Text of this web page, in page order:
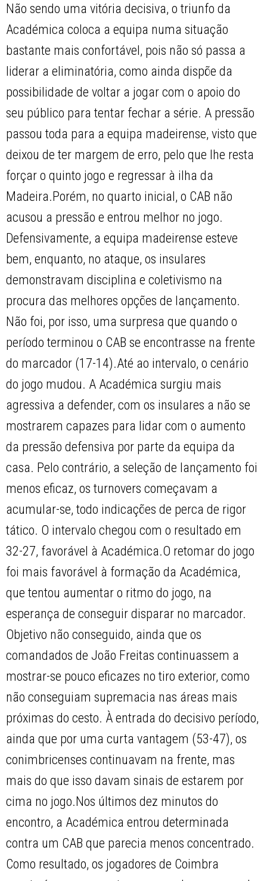
Não sendo uma vitória decisiva, o triunfo da
Académica coloca a equipa numa situação
bastante mais confortável, pois não só passa a
liderar a eliminatória, como ainda dispõe da
possibilidade de voltar a jogar com o apoio do
seu público para tentar fechar a série. A pressão
passou toda para a equipa madeirense, visto que
deixou de ter margem de erro, pelo que lhe resta
forçar o quinto jogo e regressar à ilha da
Madeira.Porém, no quarto inicial, o CAB não
acusou a pressão e entrou melhor no jogo.
Defensivamente, a equipa madeirense esteve
bem, enquanto, no ataque, os insulares
demonstravam disciplina e coletivismo na
procura das melhores opções de lançamento.
Não foi, por isso, uma surpresa que quando o
período terminou o CAB se encontrasse na frente
do marcador (17-14).Até ao intervalo, o cenário
do jogo mudou. A Académica surgiu mais
agressiva a defender, com os insulares a não se
mostrarem capazes para lidar com o aumento
da pressão defensiva por parte da equipa da
casa. Pelo contrário, a seleção de lançamento foi
menos eficaz, os turnovers começavam a
acumular-se, todo indicações de perca de rigor
tático. O intervalo chegou com o resultado em
32-27, favorável à Académica.O retomar do jogo
foi mais favorável à formação da Académica,
que tentou aumentar o ritmo do jogo, na
esperança de conseguir disparar no marcador.
Objetivo não conseguido, ainda que os
comandados de João Freitas continuassem a
mostrar-se pouco eficazes no tiro exterior, como
não conseguiam supremacia nas áreas mais
próximas do cesto. À entrada do decisivo período,
ainda que por uma curta vantagem (53-47), os
conimbricenses continuavam na frente, mas
mais do que isso davam sinais de estarem por
cima no jogo.Nos últimos dez minutos do
encontro, a Académica entrou determinada
contra um CAB que parecia menos concentrado.
Como resultado, os jogadores de Coimbra